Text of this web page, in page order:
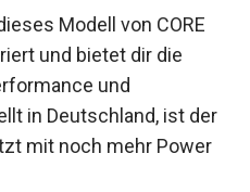
Modell von CORE
und bietet dir die
und
in Deutschland, ist
jetzt mit noch mehr